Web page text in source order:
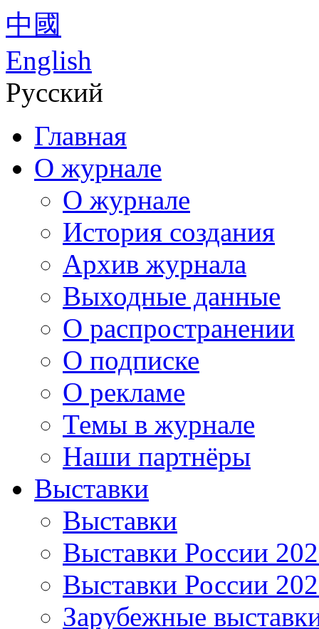
中國
English
Русский
Главная
О журнале
О журнале
История создания
Архив журнала
Выходные данные
О распространении
О подписке
О рекламе
Темы в журнале
Наши партнёры
Выставки
Выставки
Выставки России
Выставки России
Зарубежные